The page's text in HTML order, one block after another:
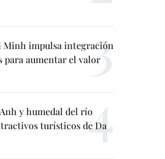
Minh impulsa integración
para aumentar el valor
y humedal del río
turísticos de Da